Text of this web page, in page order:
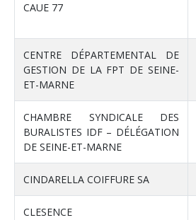
CAUE 77
CENTRE DÉPARTEMENTAL DE
GESTION DE LA FPT DE SEINE-
ET-MARNE
CHAMBRE SYNDICALE DES
BURALISTES IDF – DÉLÉGATION
DE SEINE-ET-MARNE
CINDARELLA COIFFURE SA
CLESENCE